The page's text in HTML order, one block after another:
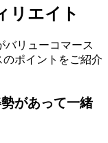
リエイト
バリューコマース
ポイントをご紹介
があって一緒